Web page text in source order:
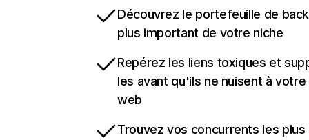
Découvrez le portefeuille de
plus important de votre niche
Repérez les liens toxiques et
les avant qu'ils ne nuisent à
web
Trouvez vos concurrents les